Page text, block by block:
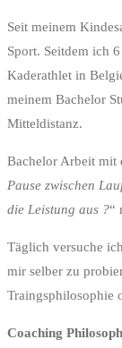
Seit meinem
Sport. Seitdem ich
Kaderathlet in
meinem Bachelor
Mitteldistanz.
Bachelor Arbeit mit
Pause zwischen
die Leistung aus ?“
Täglich versuche
mir selber zu
Traingsphilosophie
Coaching